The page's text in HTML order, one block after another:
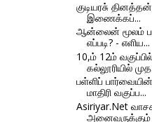
குடியரசு்
இணைக்கப்...
ஆன்லைன் மூலம்
எப்படி? - எளிய...
10,ம் 12ம்
கல்லூரியில்
பள்ளிப்
மாதிரி வகுப்ப...
Asiriyar.Net
அனைவருக்கும்